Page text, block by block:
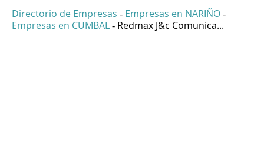
Directorio de Empresas - Empresas en NARIÑO -
Empresas en CUMBAL - Redmax J&c Comunica...